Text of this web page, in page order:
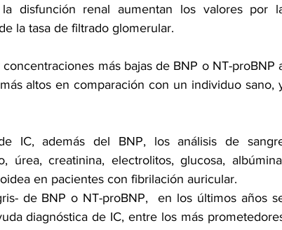
disfunción renal aumentan los valores por
la tasa de filtrado glomerular.
más bajas de BNP o NT-proBNP
altos en comparación con un individuo sano,
IC, además del BNP, los análisis de
úrea, creatinina, electrolitos, glucosa,
en pacientes con fibrilación auricular.
de BNP o NT-proBNP,  en los últimos años
diagnóstica de IC, entre los más